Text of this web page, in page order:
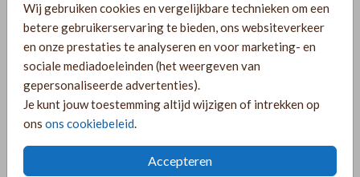
Wij gebruiken cookies en vergelijkbare technieken om een
betere gebruikerservaring te bieden, ons websiteverkeer
en onze prestaties te analyseren en voor marketing- en
sociale mediadoeleinden (het weergeven van
gepersonaliseerde advertenties).
Je kunt jouw toestemming altijd wijzigen of intrekken op
ons ons cookiebeleid.
Accepteren
PRODUCTINFORMATIE
OMSCHRIJVING
Save the date met handgetekende bloemen in roestkleur. De
save the date is minimalistisch, maar wordt door de bloemen
toch lekker speels.